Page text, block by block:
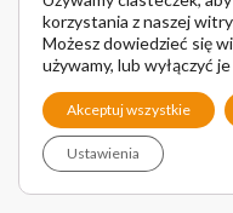
Strona
Treści publikowanych
konsultacji z lekarzem
do diagnozowania i
choroby u zwierzaka
korzystania z naszej
Możesz dowiedzieć się
używamy, lub wyłączyć
Akceptuj wszystkie
Ustawienia